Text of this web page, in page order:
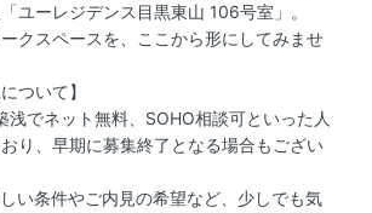
ユーレジデンス目黒東山 106号室」。
クスペースを、ここから形にしてみませ
ついて】
浅でネット無料、SOHO相談可といった人
り、早期に募集終了となる場合もござい
い条件やご内見の希望など、少しでも気